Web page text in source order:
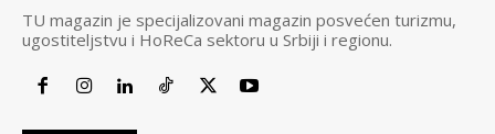
TU magazin je specijalizovani magazin posvećen turizmu,
ugostiteljstvu i HoReCa sektoru u Srbiji i regionu.